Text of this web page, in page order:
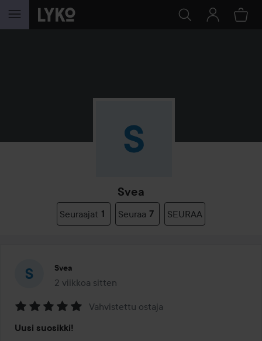
SIIRTYÄ JHK SISÄLTÖÖN
Svea
Seuraajat 1 Seuraa 7 SEURAA
Svea
2 viikkoa sitten
Viesti luotiin 2 viikkoa sitten
5
Vahvistettu ostaja
Uusi suosikki!